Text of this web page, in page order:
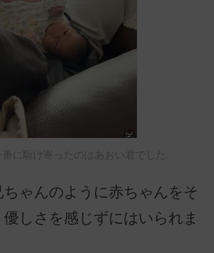
に駆け寄ったのはあおい君でした
ゃんのように赤ちゃんをそ
しさを感じずにはいられま